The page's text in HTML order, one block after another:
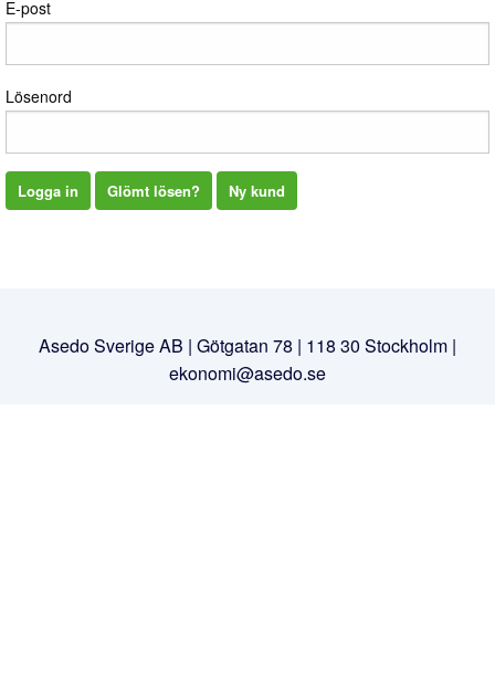
Logga in
E-post
Lösenord
Logga in Glömt lösen? Ny kund
Asedo Sverige AB | Götgatan 78 | 118 30 Stockholm |
ekonomi@asedo.se